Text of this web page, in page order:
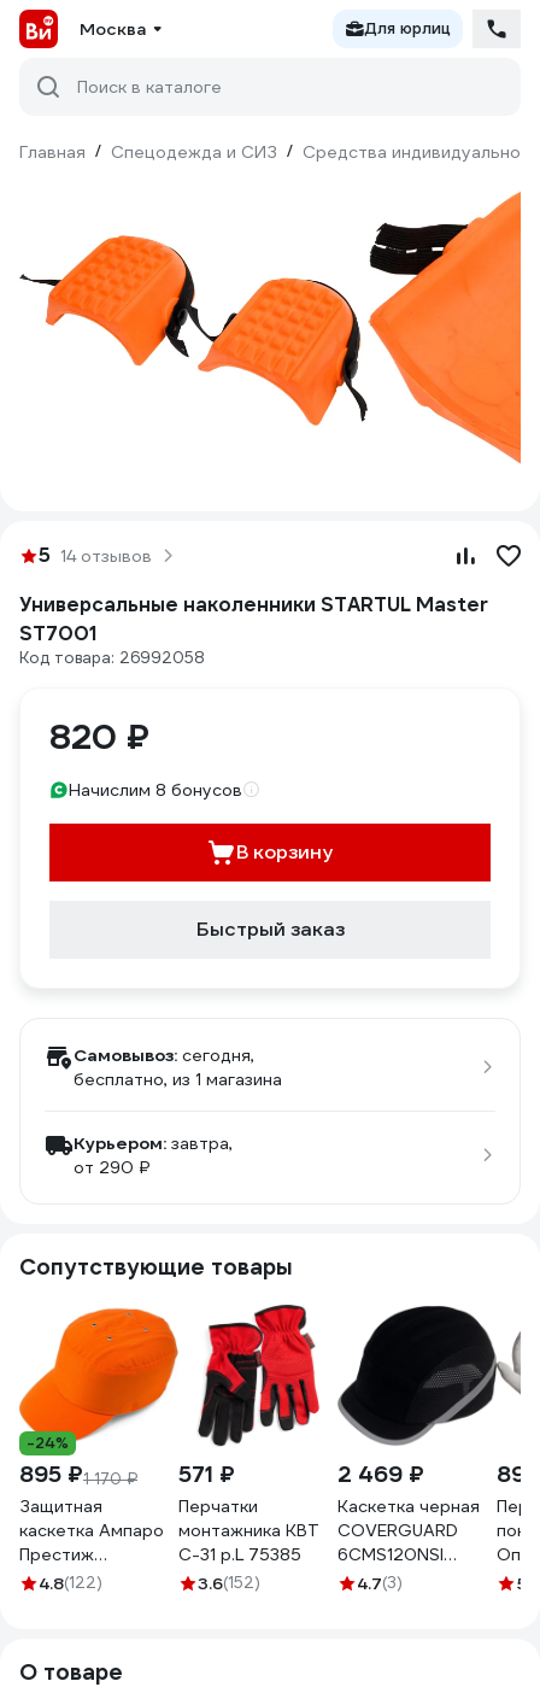
Москва Для юрлиц
Поиск в каталоге
Главная / Спецодежда и СИЗ / Средства индивидуальной
5 14 отзывов
Универсальные наколенники STARTUL Master
ST7001
Код товара: 26992058
820 ₽
Начислим 8 бонусов
В корзину
Быстрый заказ
Самовывоз: сегодня,
бесплатно, из 1 магазина
Курьером: завтра,
от 290 ₽
Сопутствующие товары
-24%
895 ₽1 170 ₽
Защитная
каскетка Ампаро
Престиж
оранжевая
4.8(122)
571 ₽
Перчатки
монтажника КВТ
С-31 р.L 75385
3.6(152)
2 469 ₽
Каскетка черная
COVERGUARD
6CMS120NSI
6CMS010NSI
4.7(3)
105
О товаре